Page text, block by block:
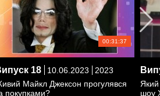
00:31:37
18 10.06.2023
2023
Майкл Джексон прогулявся
покупками?
Який
шоу